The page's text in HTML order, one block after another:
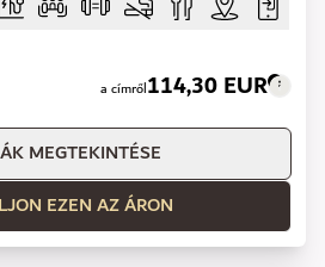
a címről114,30 EUR
MEGTEKINTÉSE
EZEN AZ ÁRON